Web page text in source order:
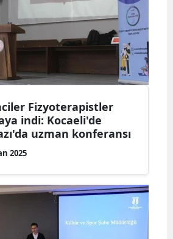
Fizyoterapistler
indi: Kocaeli'de
uzman konferansı
2025